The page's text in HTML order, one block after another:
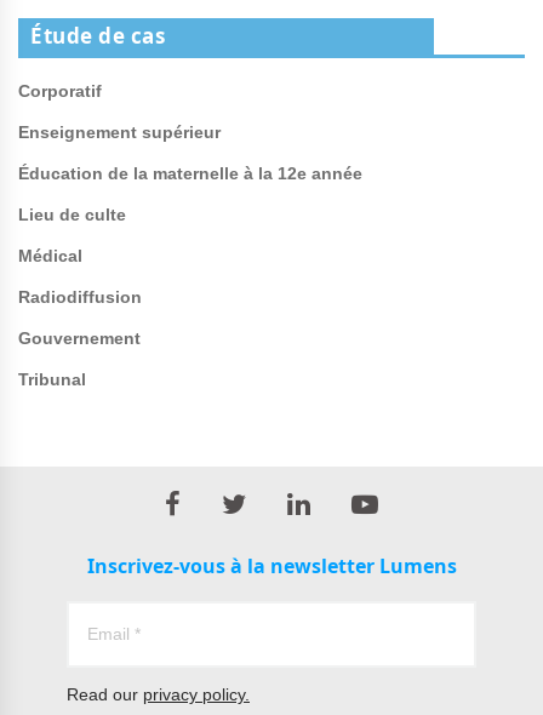
Étude de cas
Corporatif
Enseignement supérieur
Éducation de la maternelle à la 12e année
Lieu de culte
Médical
Radiodiffusion
Gouvernement
Tribunal
Inscrivez-vous à la newsletter Lumens
Read our privacy policy.